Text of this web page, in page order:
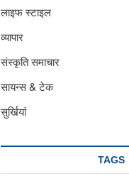
लाइफ स्टाइल
व्यापार
संस्कृति समाचार
सायन्स & टेक
सुर्खियां
TAGS